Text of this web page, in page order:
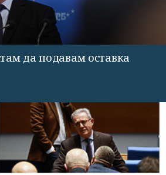
да подавам оставка